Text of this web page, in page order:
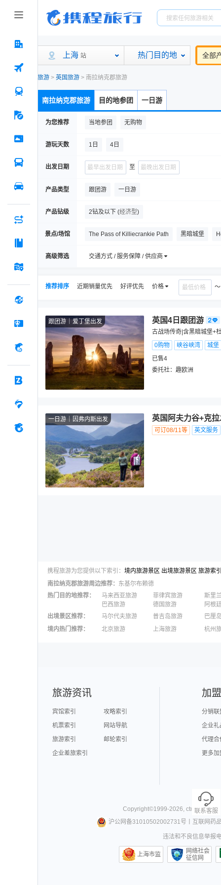
上海 站 热门目的地 全部
旅游 > 英国旅游 > 南拉纳克郡旅游
南拉纳克郡旅游 目的地参团 一日游
为您推荐 当地参团 无购物
游玩天数 1日 4日
出发日期 至
产品类型 跟团游 一日游
产品钻级 2钻及以下 (经济型)
景点/场馆 The Pass of Killiecrankie Path 黑暗城堡
厄克特城堡 苏格兰高地
高级筛选 交通方式 / 服务保障 / 供应商
推荐排序 近期销量优先 好评优先 价格
跟团游 爱丁堡出发 英国4日跟团游
古战场传奇|含黑暗城堡+
0购物
峡谷峡湾
城堡
已售4
委托社： 趣欧洲
一日游 因弗内斯出发 英国阿夫力谷+克
可订08/11等 英文服务
携程旅游为您提供以下索引： 境内旅游景区 出境旅游景区 旅游索
南拉纳克郡旅游周边推荐： 东基尔布赖德
热门目的地推荐： 马来西亚旅游 菲律宾旅游
斯里
巴西旅游
德国旅游
阿根
出境景区推荐： 马尔代夫旅游 普吉岛旅游
巴厘
澳大利亚旅游
毛里求斯旅游
苏梅
境内热门推荐： 北京旅游 上海旅游
杭州
联系客服
旅游资讯
宾馆索引
攻略索引
机票索引
网站导航
旅游索引
邮轮索引
企业差旅索引
加
分销联
企业礼
代理合
更多
Copyright©1999-2026, ctrip.com.
沪公网备31010502002731号
互联网药
违法和不良信息举报
上海市监
网络社会
征信网